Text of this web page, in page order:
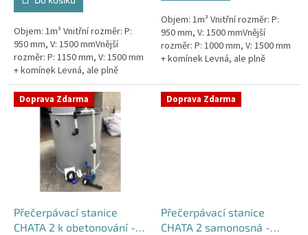
Objem: 1m³ Vnitřní rozměr: P:
950 mm, V: 1500 mmVnější
rozměr: P: 1150 mm, V: 1500 mm
+ komínek Levná, ale plně
funkční přečerpávací stanice
určená k chatám, zahradám,
sklepům,...
hvězdiček.
Objem: 1m³ Vnitřní rozměr: P:
950 mm, V: 1500 mmVnější
rozměr: P: 1000 mm, V: 1500 mm
+ komínek Levná, ale plně
určená k chatám, zahradám,
sklepům,...
Doprava Zdarma
Přečerpávací stanice
CHATA 2 k obetonování -
Doprava Zdarma
Přečerpávací stanice
CHATA 2 samonosná -